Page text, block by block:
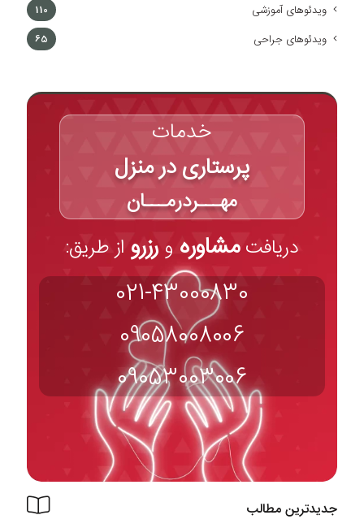
ویدئوهای آموزشی 110
ویدئوهای جراحی 65
خدمات
پرستاری در منزل
مهـــردرمـــان
دریافتمشاوره و رزرو از طریق:
021-43000830
09058008006
09053003006
جدیدترین مطالب